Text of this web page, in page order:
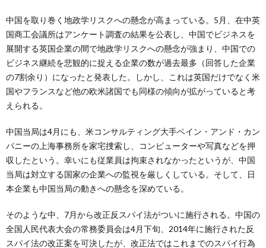
中国を取り巻く地政学リスクへの懸念が高まっている。5月、在中英
国商工会議所はアンケート調査の結果を公表し、中国でビジネスを
展開する英国企業の間で地政学リスクへの懸念が強まり、中国での
ビジネス継続を悲観的に捉える企業の数が過去最多（回答した企業
の7割余り）になったと発表した。しかし、これは英国だけでなく米
国やフランスなど他の欧米諸国でも同様の傾向が拡がっていると考
えられる。
中国当局は4月にも、米コンサルティング大手ベイン・アンド・カン
パニーの上海事務所を家宅捜索し、コンピューターや写真などを押
収したという。幸いにも従業員は拘束されなかったというが、中国
当局は対立する国家の企業への監視を厳しくしている。そして、日
本企業も中国当局の動きへの懸念を深めている。
そのような中、7月から改正反スパイ法がついに施行される。中国の
全国人民代表大会の常務委員会は4月下旬、2014年に施行された反
スパイ法の改正案を可決したが、改正法ではこれまでのスパイ行為